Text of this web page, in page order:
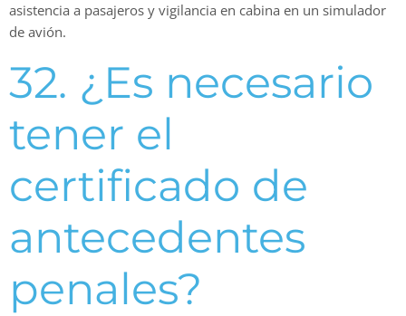
asistencia a pasajeros y vigilancia en cabina en un simulador
de avión.
32. ¿Es necesario
tener el
certificado de
antecedentes
penales?